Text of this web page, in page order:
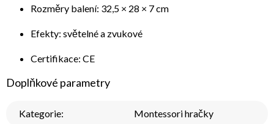
Rozměry balení: 32,5 × 28 × 7 cm
Efekty: světelné a zvukové
Certifikace: CE
Doplňkové parametry
Kategorie: Montessori hračky